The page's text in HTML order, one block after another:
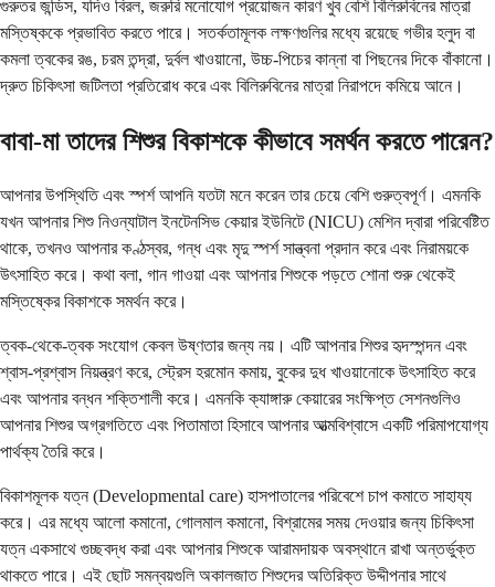
গুরুতর জন্ডিস, যদিও বিরল, জরুরি মনোযোগ প্রয়োজন কারণ খুব বেশি বিলিরুবিনের মাত্রা
মস্তিষ্ককে প্রভাবিত করতে পারে। সতর্কতামূলক লক্ষণগুলির মধ্যে রয়েছে গভীর হলুদ বা
কমলা ত্বকের রঙ, চরম তন্দ্রা, দুর্বল খাওয়ানো, উচ্চ-পিচের কান্না বা পিছনের দিকে বাঁকানো।
দ্রুত চিকিৎসা জটিলতা প্রতিরোধ করে এবং বিলিরুবিনের মাত্রা নিরাপদে কমিয়ে আনে।
বাবা-মা তাদের শিশুর বিকাশকে কীভাবে সমর্থন করতে পারেন?
আপনার উপস্থিতি এবং স্পর্শ আপনি যতটা মনে করেন তার চেয়ে বেশি গুরুত্বপূর্ণ। এমনকি
যখন আপনার শিশু নিওন্যাটাল ইনটেনসিভ কেয়ার ইউনিটে (NICU) মেশিন দ্বারা পরিবেষ্টিত
থাকে, তখনও আপনার কণ্ঠস্বর, গন্ধ এবং মৃদু স্পর্শ সান্ত্বনা প্রদান করে এবং নিরাময়কে
উৎসাহিত করে। কথা বলা, গান গাওয়া এবং আপনার শিশুকে পড়তে শোনা শুরু থেকেই
মস্তিষ্কের বিকাশকে সমর্থন করে।
ত্বক-থেকে-ত্বক সংযোগ কেবল উষ্ণতার জন্য নয়। এটি আপনার শিশুর হৃদস্পন্দন এবং
শ্বাস-প্রশ্বাস নিয়ন্ত্রণ করে, স্ট্রেস হরমোন কমায়, বুকের দুধ খাওয়ানোকে উৎসাহিত করে
এবং আপনার বন্ধন শক্তিশালী করে। এমনকি ক্যাঙ্গারু কেয়ারের সংক্ষিপ্ত সেশনগুলিও
আপনার শিশুর অগ্রগতিতে এবং পিতামাতা হিসাবে আপনার আত্মবিশ্বাসে একটি পরিমাপযোগ্য
পার্থক্য তৈরি করে।
বিকাশমূলক যত্ন (Developmental care) হাসপাতালের পরিবেশে চাপ কমাতে সাহায্য
করে। এর মধ্যে আলো কমানো, গোলমাল কমানো, বিশ্রামের সময় দেওয়ার জন্য চিকিৎসা
যত্ন একসাথে গুচ্ছবদ্ধ করা এবং আপনার শিশুকে আরামদায়ক অবস্থানে রাখা অন্তর্ভুক্ত
থাকতে পারে। এই ছোট সমন্বয়গুলি অকালজাত শিশুদের অতিরিক্ত উদ্দীপনার সাথে